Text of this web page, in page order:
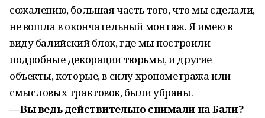
сожалению, большая часть того, что мы сделали,
не вошла в окончательный монтаж. Я имею в
виду балийский блок, где мы построили
подробные декорации тюрьмы, и другие
объекты, которые, в силу хронометража или
смысловых трактовок, были убраны.
— Вы ведь действительно снимали на Бали?